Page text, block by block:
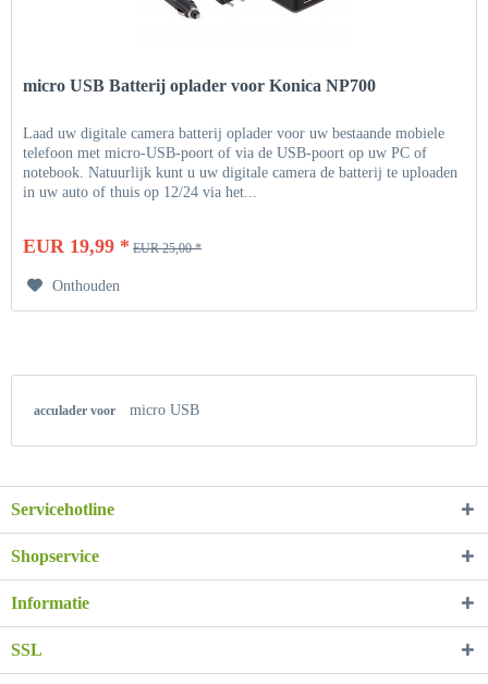
micro USB Batterij oplader voor Konica NP700
Laad uw digitale camera batterij oplader voor uw bestaande mobiele
telefoon met micro-USB-poort of via de USB-poort op uw PC of
notebook. Natuurlijk kunt u uw digitale camera de batterij te uploaden
in uw auto of thuis op 12/24 via het...
EUR 19,99 * EUR 25,00 *
Onthouden
acculader voor micro USB
Servicehotline
Shopservice
Informatie
SSL